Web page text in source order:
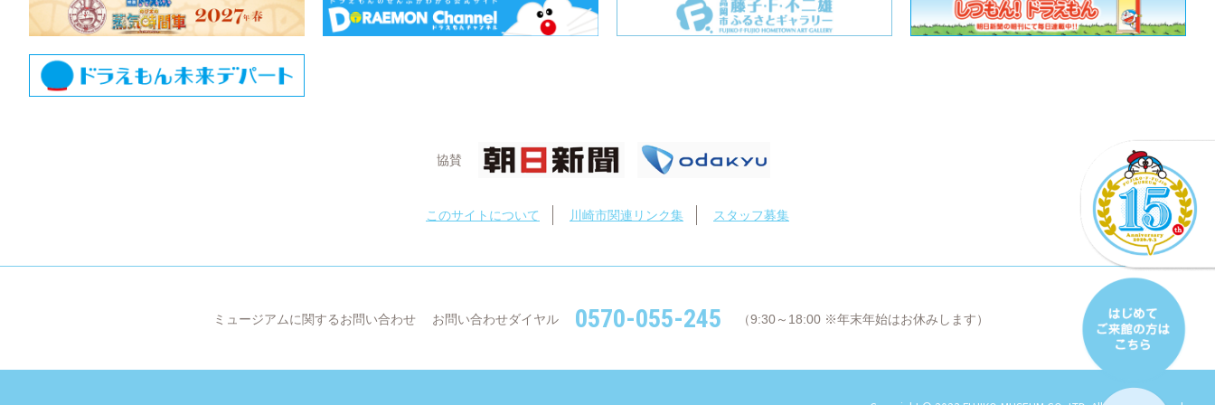
協賛
このサイトについて 川崎市関連リンク集 スタッフ募集
ミュージアムに関するお問い合わせ お問い合わせダイヤル 0570-055-245 （9:30～18:00 ※年末年始はお休みします）